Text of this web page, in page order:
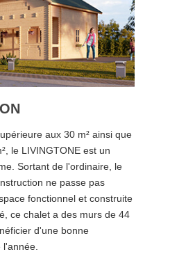
aux 30 m² ainsi que
le LIVINGTONE est un
Sortant de l'ordinaire, le
ne passe pas
fonctionnel et construite
ce chalet a des murs de 44
d'une bonne